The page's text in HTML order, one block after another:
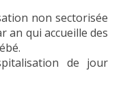
non sectorisée
an qui accueille des
de jour